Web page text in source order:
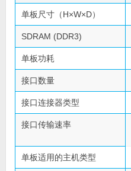
单板尺寸（H×W×D）
SDRAM (DDR3)
单板功耗
接口数量
接口连接器类型
接口传输速率
单板适用的主机类型